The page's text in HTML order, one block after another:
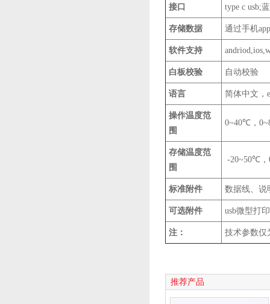
接口 type c usb;
存储数据 通过手机
软件支持
白板校验 自动校验
语言 简体中文，
操作温度范
围
0~40℃，
存储温度范
围
-20~50℃，
标准附件 数据线、说
可选附件 usb微型打
注： 技术参数仅
推荐产品